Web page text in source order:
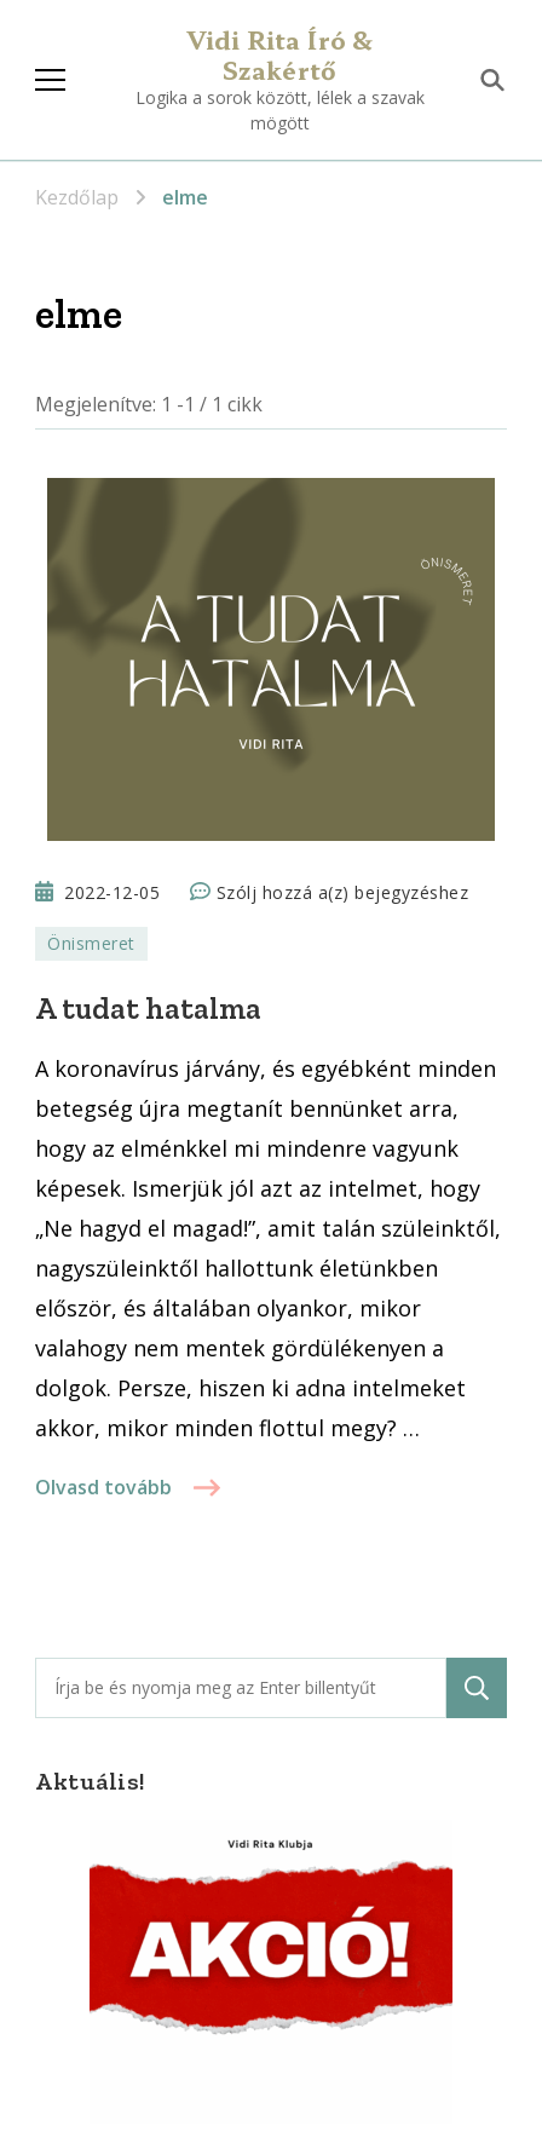
Vidi Rita Író &
Szakértő
Logika a sorok között, lélek a szavak
mögött
Kezdőlap elme
elme
Megjelenítve: 1 -1 / 1 cikk
2022-12-05 Szólj hozzá a(z)A
bejegyzéshez
Önismeret
A tudat hatalma
A koronavírus járvány, és egyébként minden
betegség újra megtanít bennünket arra,
hogy az elménkkel mi mindenre vagyunk
képesek. Ismerjük jól azt az intelmet, hogy
„Ne hagyd el magad!”, amit talán szüleinktől,
nagyszüleinktől hallottunk életünkben
először, és általában olyankor, mikor
valahogy nem mentek gördülékenyen a
dolgok. Persze, hiszen ki adna intelmeket
akkor, mikor minden flottul megy? …
Olvasd tovább
Keresés:
Aktuális!